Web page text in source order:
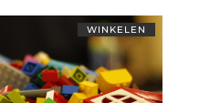
WINKELEN